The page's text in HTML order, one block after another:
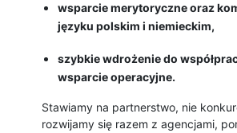
wsparcie merytoryczne oraz
języku polskim i niemieckim,
szybkie wdrożenie do
wsparcie operacyjne.
Stawiamy na partnerstwo, nie
rozwijamy się razem z agencjami,